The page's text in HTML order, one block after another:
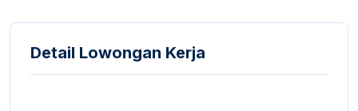
Detail Lowongan Kerja